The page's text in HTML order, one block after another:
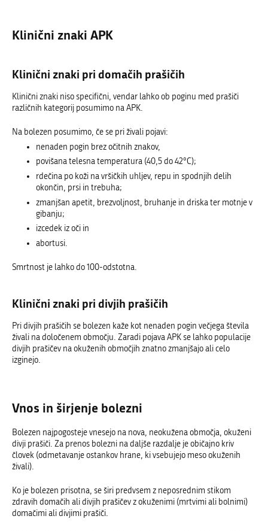
Klinični znaki APK
Klinični znaki pri domačih prašičih
Klinični znaki niso specifični, vendar lahko ob poginu med prašiči
različnih kategorij posumimo na APK.
Na bolezen posumimo, če se pri živali pojavi:
nenaden pogin brez očitnih znakov,
povišana telesna temperatura (40,5 do 42°C);
rdečina po koži na vršičkih uhljev, repu in spodnjih delih
okončin, prsi in trebuha;
zmanjšan apetit, brezvoljnost, bruhanje in driska ter motnje v
gibanju;
izcedek iz oči in
abortusi.
Smrtnost je lahko do 100-odstotna.
Klinični znaki pri divjih prašičih
Pri divjih prašičih se bolezen kaže kot nenaden pogin večjega števila
živali na določenem območju. Zaradi pojava APK se lahko populacije
divjih prašičev na okuženih območjih znatno zmanjšajo ali celo
izginejo.
Vnos in širjenje bolezni
Bolezen najpogosteje vnesejo na nova, neokužena območja, okuženi
divji prašiči. Za prenos bolezni na daljše razdalje je običajno kriv
človek (odmetavanje ostankov hrane, ki vsebujejo meso okuženih
živali).
Ko je bolezen prisotna, se širi predvsem z neposrednim stikom
zdravih domačih ali divjih prašičev z okuženimi (mrtvimi ali bolnimi)
domačimi ali divjimi prašiči.